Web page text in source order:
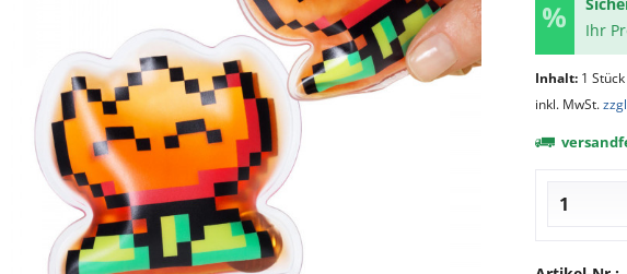
Ihr
Inhalt: 1 Stück
inkl. MwSt.